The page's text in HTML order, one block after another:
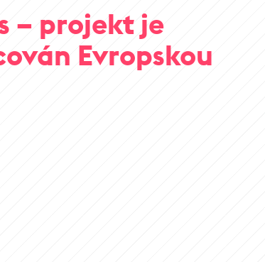
– projekt je
Evropskou